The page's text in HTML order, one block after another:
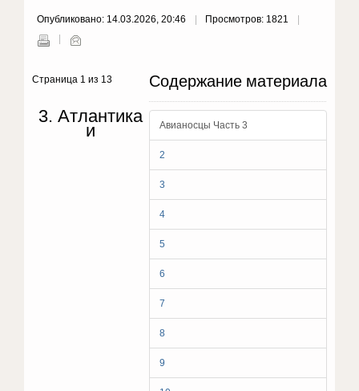
Опубликовано: 14.03.2026, 20:46 Просмотров: 1821
Содержание материала
Авианосцы Часть 3
2
3
4
5
6
7
8
9
Страница 1 из 13
3. Атлантика
и